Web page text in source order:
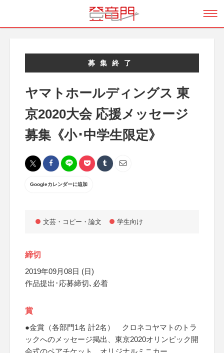
募集終了
ヤマトホールディングス 東
京2020大会 応援メッセージ
募集《小･中学生限定》
Googleカレンダーに追加
文芸・コピー・論文 学生向け
締切
2019年09月08日 (日)
作品提出･応募締切､必着
賞
●金賞（各部門1名 計2名） クロネコヤマトのトラ
ックへのメッセージ掲出、東京2020オリンピック開
会式のペアチケット、オリジナルミニカー